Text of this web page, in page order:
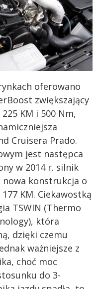
oferowano
zwiększający
KM i 500 Nm,
Cruisera Prado.
jest następca
w 2014 r. silnik
nowa konstrukcja o
KM. Ciekawostką
TSWIN (Thermo
która
dzięki czemu
ważniejsze z
choć moc
do 3-